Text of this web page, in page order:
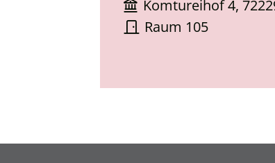
Komtureihof 4,
Raum 105